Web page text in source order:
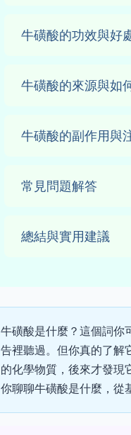
牛磺酸的功效與好
牛磺酸的來源與如
牛磺酸的副作用與
常見問題解答
總結與實用建議
牛磺酸是什麼？這個詞你
告裡聽過。但你真的了解
的化學物質，後來才發現
你聊聊牛磺酸是什麼，從